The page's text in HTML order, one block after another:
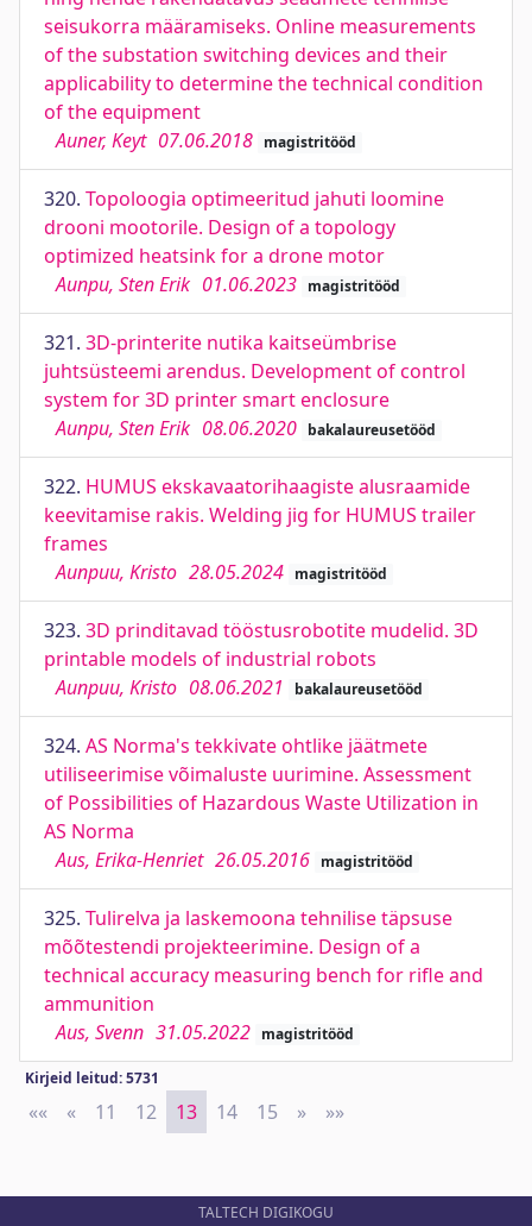
seisukorra määramiseks. Online measurements
of the substation switching devices and their
applicability to determine the technical condition
of the equipment
Auner, Keyt 07.06.2018 magistritööd
320. Topoloogia optimeeritud jahuti loomine
drooni mootorile. Design of a topology
optimized heatsink for a drone motor
Aunpu, Sten Erik 01.06.2023 magistritööd
321. 3D-printerite nutika kaitseümbrise
juhtsüsteemi arendus. Development of control
system for 3D printer smart enclosure
Aunpu, Sten Erik 08.06.2020 bakalaureusetööd
322. HUMUS ekskavaatorihaagiste alusraamide
keevitamise rakis. Welding jig for HUMUS trailer
frames
Aunpuu, Kristo 28.05.2024 magistritööd
323. 3D prinditavad tööstusrobotite mudelid. 3D
printable models of industrial robots
Aunpuu, Kristo 08.06.2021 bakalaureusetööd
324. AS Norma's tekkivate ohtlike jäätmete
utiliseerimise võimaluste uurimine. Assessment
of Possibilities of Hazardous Waste Utilization in
AS Norma
Aus, Erika-Henriet 26.05.2016 magistritööd
325. Tulirelva ja laskemoona tehnilise täpsuse
mõõtestendi projekteerimine. Design of a
technical accuracy measuring bench for rifle and
ammunition
Aus, Svenn 31.05.2022 magistritööd
Kirjeid leitud: 5731
«« First
« Previous
11 12 13 14 15 » Next
»»
TALTECH DIGIKOGU